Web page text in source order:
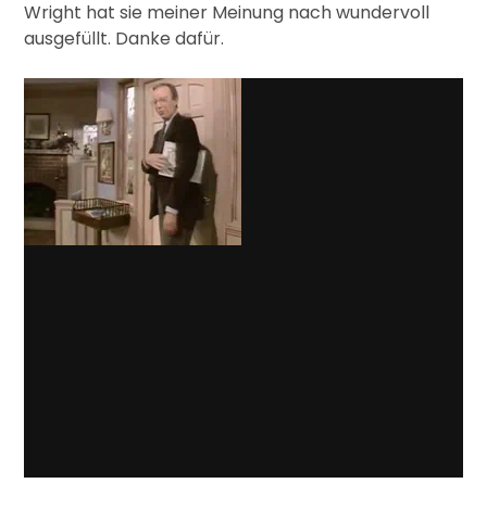
Wright hat sie meiner Meinung nach wundervoll
ausgefüllt. Danke dafür.